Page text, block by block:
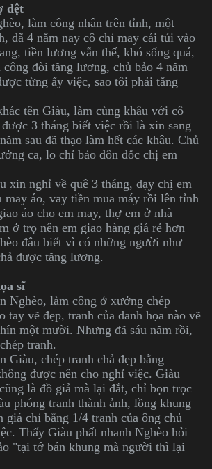
dệt
làm công nhân trên tỉnh, một
đã 4 năm nay cô chỉ may cái túi vào
tiền lương vẫn thế, khó sống quá,
đòi tăng lương, chủ bảo 4 năm
từng ấy việc, sao tôi phải tăng
tên Giàu, làm cùng khâu với cô
3 tháng biết việc rồi là xin sang
sau đã thạo làm hết các khâu. Chủ
ca, lo chỉ bảo đôn đốc chị em
xin nghỉ về quê 3 tháng, dạy chị em
áo, vay tiền mua máy rồi lên tỉnh
áo cho em may, thợ em ở nhà
ở trọ nên em giao hàng giá rẻ hơn
đâu biết vì có những người như
được tăng lương.
sĩ
Nghèo, làm công ở xưởng chép
tay vẽ đẹp, tranh của danh họa nào vẽ
một mười. Nhưng đã sáu năm rồi,
tranh.
Giàu, chép tranh chả đẹp bằng
được nên cho nghỉ việc. Giàu
là đồ giả mà lại đắt, chỉ bọn trọc
phóng tranh thành ảnh, lồng khung
giá chỉ bằng 1/4 tranh của ông chủ
Thấy Giàu phất nhanh Nghèo hỏi
"tại tớ bán khung mà người thì lại